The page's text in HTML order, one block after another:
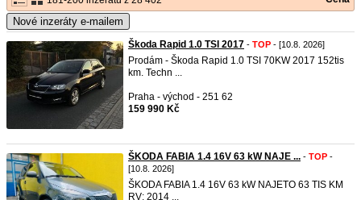
Nové inzeráty e-mailem
Škoda Rapid 1.0 TSI 2017 - TOP - [10.8. 2026]
Prodám - Škoda Rapid 1.0 TSI 70KW 2017 152tis
km. Techn ...
Praha - východ - 251 62
159 990 Kč
ŠKODA FABIA 1.4 16V 63 kW NAJE ... - TOP -
[10.8. 2026]
ŠKODA FABIA 1.4 16V 63 kW NAJETO 63 TIS KM
RV: 2014 ...